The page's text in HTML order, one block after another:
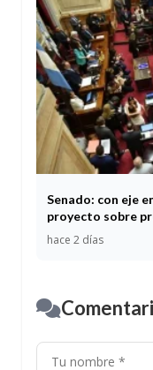
Senado: con eje
proyecto sobre
hace 2 días